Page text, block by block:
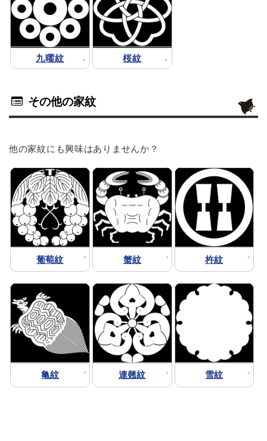
九曜紋 桜紋
その他の家紋
他の家紋にも興味はありませんか？
葡萄紋 蟹紋 杵紋
亀紋 連翹紋 雪紋